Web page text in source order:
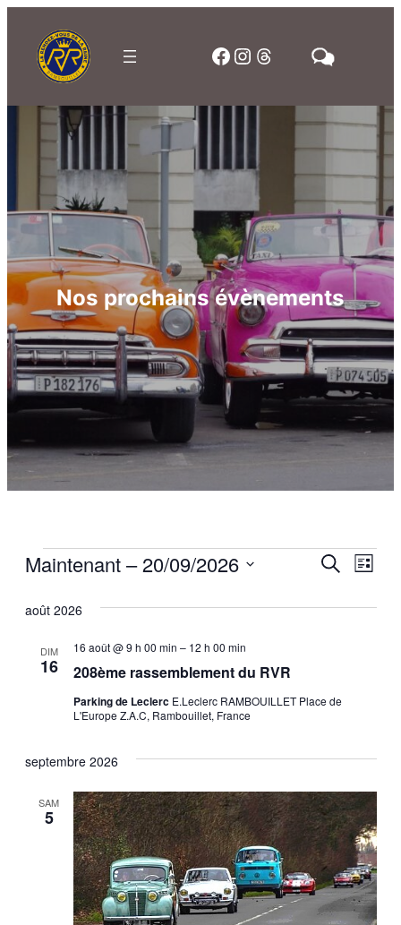
Facebook Instagram Threads
Nos prochains évènements
Évènements
et
de
vues
Recherche
Liste
Maintenant – 20/09/2026
une
août 2026
DIM
16 208ème rassemblement du RVR
16 août @ 9 h 00 min – 12 h 00 min
Parking de Leclerc E.Leclerc RAMBOUILLET Place de
L'Europe Z.A.C, Rambouillet, France
septembre 2026
SAM
5